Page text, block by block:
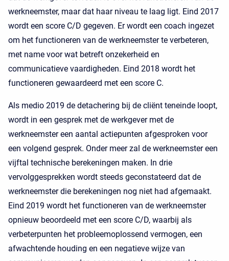
werkneemster, maar dat haar niveau te laag ligt. Eind 2017
wordt een score C/D gegeven. Er wordt een coach ingezet
om het functioneren van de werkneemster te verbeteren,
met name voor wat betreft onzekerheid en
communicatieve vaardigheden. Eind 2018 wordt het
functioneren gewaardeerd met een score C.
Als medio 2019 de detachering bij de cliënt teneinde loopt,
wordt in een gesprek met de werkgever met de
werkneemster een aantal actiepunten afgesproken voor
een volgend gesprek. Onder meer zal de werkneemster een
vijftal technische berekeningen maken. In drie
vervolggesprekken wordt steeds geconstateerd dat de
werkneemster die berekeningen nog niet had afgemaakt.
Eind 2019 wordt het functioneren van de werkneemster
opnieuw beoordeeld met een score C/D, waarbij als
verbeterpunten het probleemoplossend vermogen, een
afwachtende houding en een negatieve wijze van